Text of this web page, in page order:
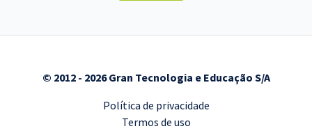
© 2012 - 2026 Gran Tecnologia e Educação S/A
Política de privacidade
Termos de uso